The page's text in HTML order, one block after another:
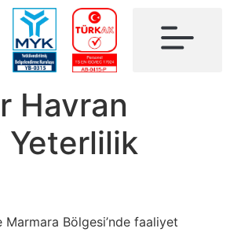
Havran
Yeterlilik
Marmara Bölgesi’nde faaliyet